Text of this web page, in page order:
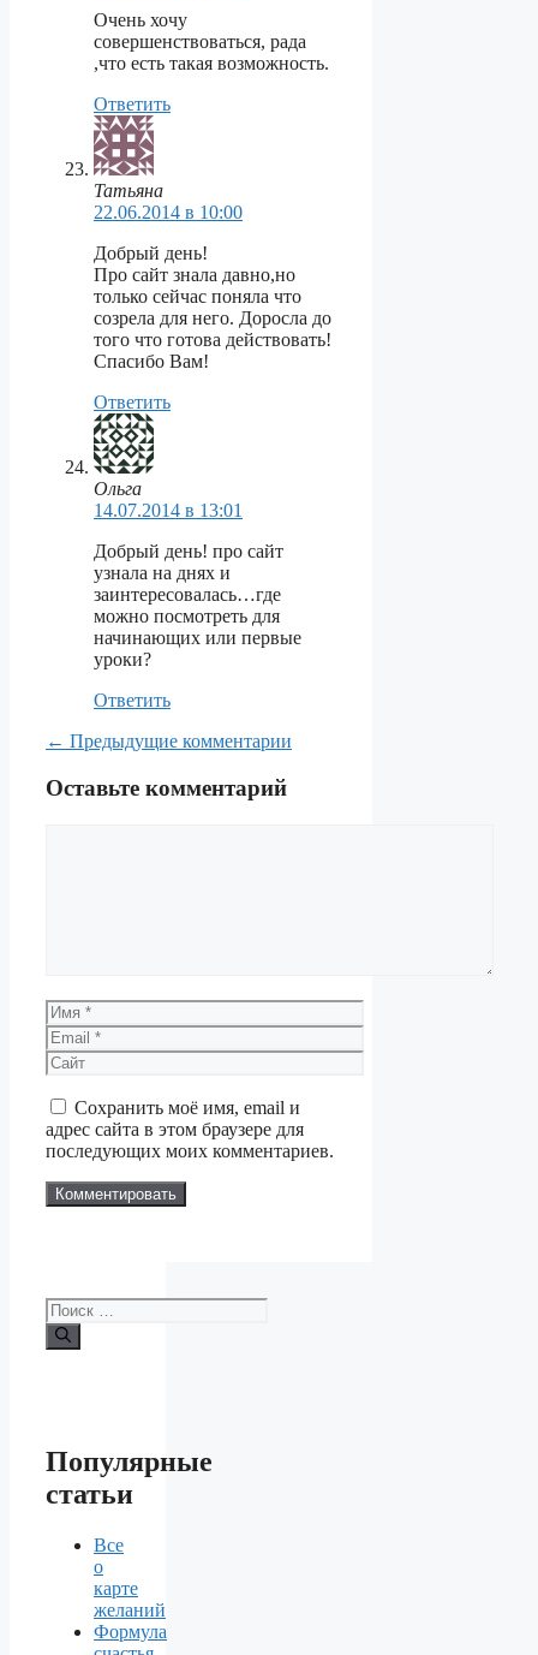
Очень хочу
совершенствоваться, рада
,что есть такая возможность.
Ответить
Татьяна
22.06.2014 в 10:00
Добрый день!
Про сайт знала давно,но
только сейчас поняла что
созрела для него. Доросла до
того что готова действовать!
Спасибо Вам!
Ответить
Ольга
14.07.2014 в 13:01
Добрый день! про сайт
узнала на днях и
заинтересовалась…где
можно посмотреть для
начинающих или первые
уроки?
Ответить
Навигация
по
← Предыдущие комментарии
Оставьте комментарий
Имя
Email
Сайт
Сохранить моё имя, email и
адрес сайта в этом браузере для
последующих моих комментариев.
Поиск:
Популярные
статьи
Все
о
карте
желаний
Формула